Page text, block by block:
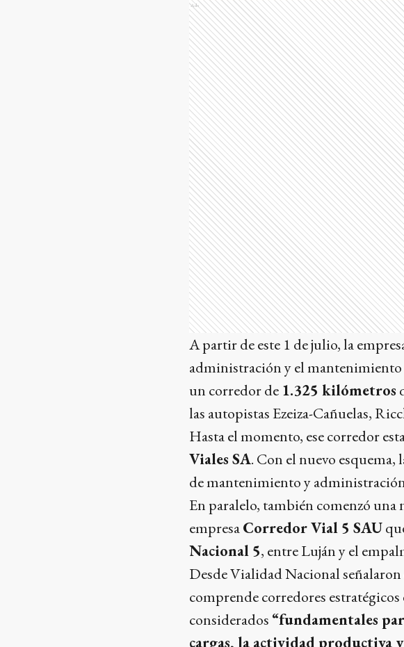
Ads
A partir de este 1 de julio, la
administración y el
un corredor de 1.325 kilómetros
las autopistas Ezeiza-Cañuelas,
Hasta el momento, ese corredor
Viales SA. Con el nuevo esquema,
de mantenimiento y
En paralelo, también comenzó una
empresaCorredor Vial 5 SAU
Nacional 5, entre Luján y el
Desde Vialidad Nacional señalaron
comprende corredores
considerados “fundamentales
cargas, la actividad productiva